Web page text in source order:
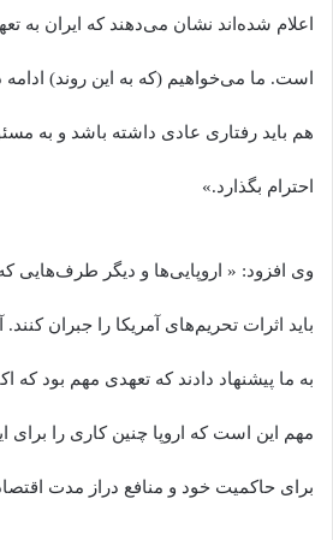
اعلام شده‌اند نشان می‌دهند که ایران به
است. ما می‌خواهیم (که به این روند) ادامه
هم باید رفتاری عادی داشته باشد و به
احترام بگذارد.»
وی افزود: « اروپایی‌ها و دیگر طرف‌هایی
باید اثرات تحریم‌های آمریکا را جبران
به ما پیشنهاد دادند که تعهدی مهم بود که
مهم این است که اروپا چنین کاری را برای
برای حاکمیت خود و منافع دراز مدت